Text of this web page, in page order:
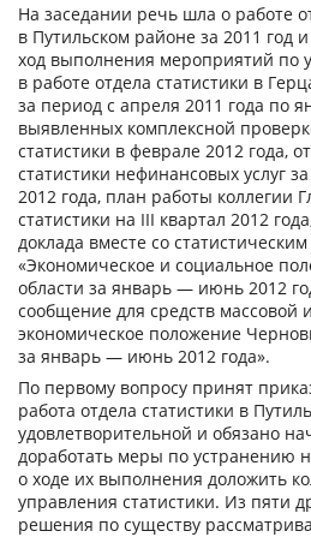
На заседании речь шла о работе
в Путильском районе за 2011 год
ход выполнения мероприятий по
в работе отдела статистики в
за период с апреля 2011 года по
выявленных комплексной
статистики в феврале 2012 года,
статистики нефинансовых услуг
2012 года, план работы коллегии
статистики на III квартал 2012
доклада вместе со
«Экономическое и социальное
области за январь — июнь 2012
сообщение для средств массовой
экономическое положение
за январь — июнь 2012 года».
По первому вопросу принят
работа отдела статистики в
удовлетворительной и обязано
доработать меры по устранению
о ходе их выполнения доложить
управления статистики. Из пяти
решения по существу